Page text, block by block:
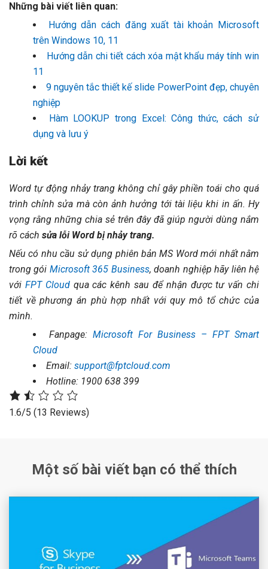
Những bài viết liên quan:
Hướng dẫn cách đăng xuất tài khoản Microsoft
trên Windows 10, 11
Hướng dẫn chi tiết cách xóa mật khẩu máy tính win
11
9 nguyên tắc thiết kế slide PowerPoint đẹp, chuyên
nghiệp
Hàm LOOKUP trong Excel: Công thức, cách sử
dụng và lưu ý
Lời kết
Word tự động nhảy trang không chỉ gây phiền toái cho quá
trình chỉnh sửa mà còn ảnh hưởng tới tài liệu khi in ấn. Hy
vọng rằng những chia sẻ trên đây đã giúp người dùng nắm
rõ cách sửa lỗi Word bị nhảy trang.
Nếu có nhu cầu sử dụng phiên bản MS Word mới nhất nằm
trong gói Microsoft 365 Business, doanh nghiệp hãy liên hệ
với FPT Cloudqua các kênh sau để nhận được tư vấn chi
tiết về phương án phù hợp nhất với quy mô tổ chức của
mình.
Fanpage: Microsoft For Business – FPT Smart
Cloud
Email: support@fptcloud.com
Hotline: 1900 638 399
1.6/5 (13 Reviews)
Một số bài viết bạn có thể thích